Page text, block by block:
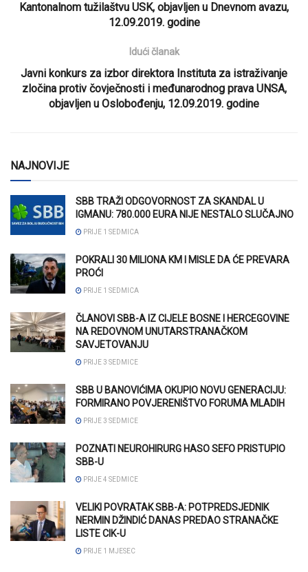
Kantonalnom tužilaštvu USK, objavljen u Dnevnom avazu,
12.09.2019. godine
Idući članak
Javni konkurs za izbor direktora Instituta za istraživanje
zločina protiv čovječnosti i međunarodnog prava UNSA,
objavljen u Oslobođenju, 12.09.2019. godine
NAJNOVIJE
SBB TRAŽI ODGOVORNOST ZA SKANDAL U
IGMANU: 780.000 EURA NIJE NESTALO SLUČAJNO
PRIJE 1 SEDMICA
POKRALI 30 MILIONA KM I MISLE DA ĆE PREVARA
PROĆI
PRIJE 1 SEDMICA
ČLANOVI SBB-A IZ CIJELE BOSNE I HERCEGOVINE
NA REDOVNOM UNUTARSTRANAČKOM
SAVJETOVANJU
PRIJE 3 SEDMICE
SBB U BANOVIĆIMA OKUPIO NOVU GENERACIJU:
FORMIRANO POVJERENIŠTVO FORUMA MLADIH
PRIJE 3 SEDMICE
POZNATI NEUROHIRURG HASO SEFO PRISTUPIO
SBB-U
PRIJE 4 SEDMICE
VELIKI POVRATAK SBB-A: POTPREDSJEDNIK
NERMIN DŽINDIĆ DANAS PREDAO STRANAČKE
LISTE CIK-U
PRIJE 1 MJESEC